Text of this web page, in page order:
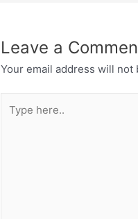
Leave a
Your email address will not
here..